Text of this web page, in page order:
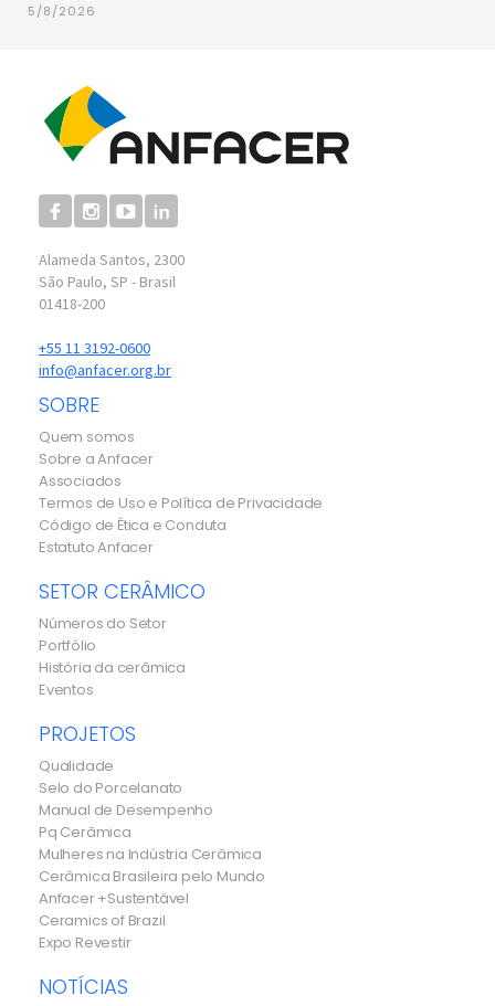
5/8/2026
Alameda Santos, 2300
São Paulo, SP - Brasil
01418-200
+55 11 3192-0600
info@anfacer.org.br
SOBRE
Quem somos
Sobre a Anfacer
Associados
Termos de Uso e Política de Privacidade
Código de Ética e Conduta
Estatuto Anfacer
SETOR CERÂMICO
Números do Setor
Portfólio
História da cerâmica
Eventos
PROJETOS
Qualidade
Selo do Porcelanato
Manual de Desempenho
Pq Cerâmica
Mulheres na Indústria Cerâmica
Cerâmica Brasileira pelo Mundo
Anfacer +Sustentável
Ceramics of Brazil
Expo Revestir
NOTÍCIAS